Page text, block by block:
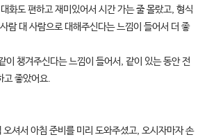
화도 편하고 재미있어서 시간 가는 줄 몰랐고, 형식
람 대 사람으로 대해주신다는 느낌이 들어서 더 좋
이 챙겨주신다는 느낌이 들어서, 같이 있는 동안 전
고 좋았어요.
셔서 아침 준비를 미리 도와주셨고, 오시자마자 손